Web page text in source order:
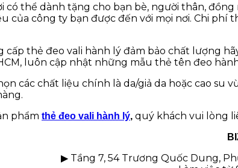
có thể dành tặng cho bạn bè, người thân,
của công ty bạn được đến với mọi nơi. Chi
thẻ đeo vali hành lý đảm bảo chất lượng
luôn cập nhật những mẫu thẻ tên đeo
các chất liệu chính là da/giả da hoặc cao
phẩm thẻ đeo vali hành lý, quý khách vui lòng
▶ Tầng 7, 54 Trương Quốc Dung,